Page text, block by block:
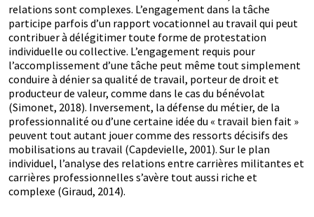
relations sont complexes. L’engagement dans la tâche
participe parfois d’un rapport vocationnel au travail qui peut
contribuer à délégitimer toute forme de protestation
individuelle ou collective. L’engagement requis pour
l’accomplissement d’une tâche peut même tout simplement
conduire à dénier sa qualité de travail, porteur de droit et
producteur de valeur, comme dans le cas du bénévolat
(Simonet, 2018). Inversement, la défense du métier, de la
professionnalité ou d’une certaine idée du « travail bien fait »
peuvent tout autant jouer comme des ressorts décisifs des
mobilisations au travail (Capdevielle, 2001). Sur le plan
individuel, l’analyse des relations entre carrières militantes et
carrières professionnelles s’avère tout aussi riche et
complexe (Giraud, 2014).